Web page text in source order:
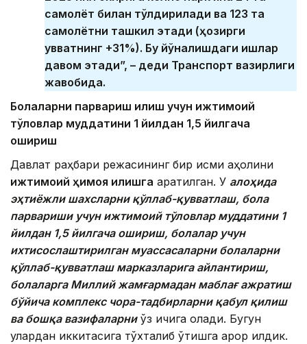
самолёт билан тўлдирилади ва 123 та
самолётни ташкил этади (ҳозирги
қувватнинг +31%). Бу йўналишдаги ишлар
давом этади”, – деди Транспорт вазирлиги
жавобида.
Болаларни парвариш қилиш учун ижтимоий
тўловлар муддатини 1 йилдан 1,5 йилгача
ошириш
Давлат раҳбари режасининг бир қисми аҳолини
ижтимоий ҳимоя қилишга қаратилган. У алоҳида
эҳтиёжли шахсларни қўллаб-қувватлаш, бола
парвариши учун ижтимоий тўловлар муддатини 1
йилдан 1,5 йилгача ошириш, болалар учун
ихтисослаштирилган муассасаларни болаларни
қўллаб-қувватлаш марказларига айлантириш,
болаларга Миллий жамғармадан маблағ ажратиш
бўйича комплекс чора-тадбирларни қабул қилиш
ва бошқа вазифаларниўз ичига олади. Бугун
улардан иккитасига тўхталиб ўтишга қарор қилдик.